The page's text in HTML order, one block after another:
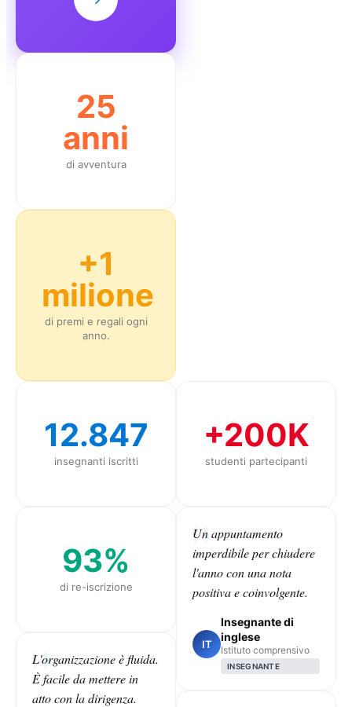
25
anni
di avventura
+1
milione
di premi e regali ogni
anno.
12.847
insegnanti iscritti
93%
di re-iscrizione
L'organizzazione è fluida.
È facile da mettere in
atto con la dirigenza.
+200K
studenti partecipanti
Un appuntamento
imperdibile per chiudere
l'anno con una nota
positiva e coinvolgente.
IT
Insegnante di
inglese
Istituto comprensivo
INSEGNANTE